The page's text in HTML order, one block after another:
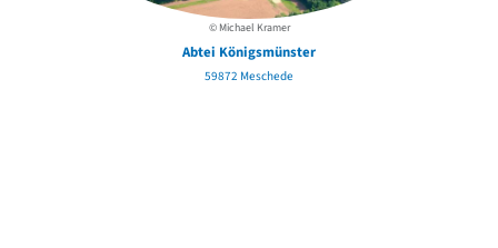
© Michael Kramer
Abtei Königsmünster
59872 Meschede